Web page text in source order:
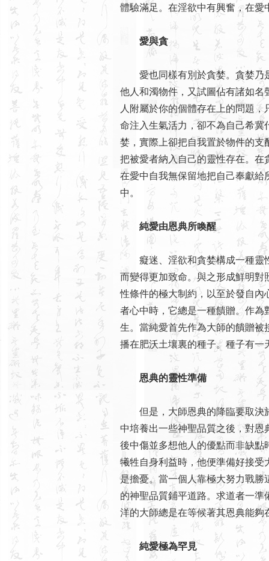
體驗滿足。在淫欲中有興奮，在愛
愛與貪
愛也同樣有別於貪婪。貪婪乃
他人和濁物件，又試圖佔有諸如
人附屬於你的個體存在上的問題
命注入生氣活力，卻不為自己希
婪，實際上卻把自我置於物件的
把被愛者納入自己的靈性存在。
在愛中自我無保留地把自己奉獻
中。
純愛由恩典所喚醒
癡迷、淫欲和貪婪構成一種靈
而變得更加致命。與之形成鮮明
性條件的極大制約，以至於發自內
者心中時，它總是一種饋贈。作
生。當純愛首先作為大師的饋贈
播在肥沃土壤裏的種子。種子有一
恩典的靈性準備
但是，大師恩典的降臨要取決
中培養出一些神聖品質之後，對
後中傷並多想他人的優點而非缺
犧牲自身利益時，他便準備好接
是擔憂。當一個人靠極大努力戰勝
的神聖品質鋪平道路。求道者一
洋的大師總是在等候著其恩典能夠
純愛極為罕見